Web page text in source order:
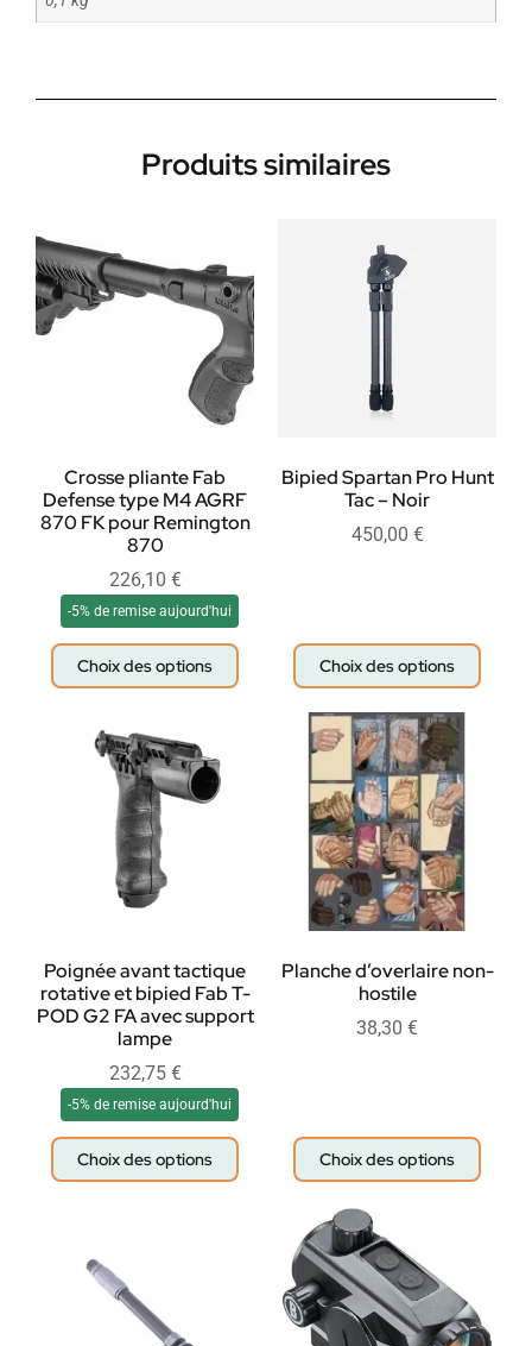
Produits similaires
Crosse pliante Fab
Defense type M4 AGRF
870 FK pour Remington
870
226,10 €
-5% de remise aujourd'hui
Choix des options
Bipied Spartan Pro Hunt
Tac – Noir
450,00 €
Choix des options
Poignée avant tactique
rotative et bipied Fab T-
POD G2 FA avec support
lampe
232,75 €
-5% de remise aujourd'hui
Choix des options
Planche d’overlaire non-
hostile
38,30 €
Choix des options